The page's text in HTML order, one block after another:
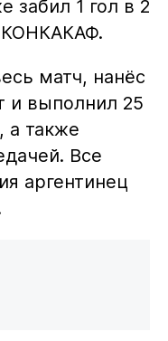
забил 1 гол в 2
КОНКАКАФ.
матч, нанёс
и выполнил 25
а также
Все
аргентинец